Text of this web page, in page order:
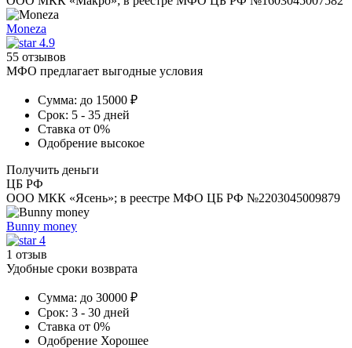
Moneza
4.9
55 отзывов
МФО предлагает выгодные условия
Сумма: до 15000 ₽
Срок: 5 - 35 дней
Ставка от 0%
Одобрение высокое
Получить деньги
ЦБ РФ
ООО МКК «Ясень»; в реестре МФО ЦБ РФ №2203045009879
Bunny money
4
1 отзыв
Удобные сроки возврата
Сумма: до 30000 ₽
Срок: 3 - 30 дней
Ставка от 0%
Одобрение Хорошее